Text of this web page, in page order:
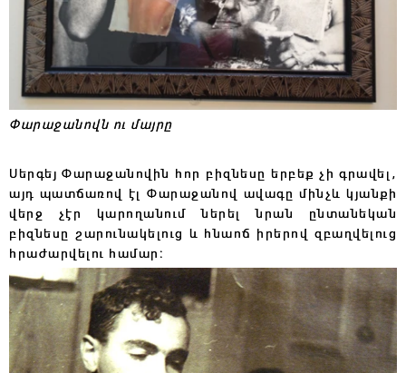
Փարաջանովն ու մայրը
Սերգեյ Փարաջանովին հոր բիզնեսը երբեք չի գրավել,
այդ պատճառով էլ Փարաջանով ավագը մինչև կյանքի
վերջ չէր կարողանում ներել նրան ընտանեկան
բիզնեսը շարունակելուց և հնաոճ իրերով զբաղվելուց
հրաժարվելու համար։